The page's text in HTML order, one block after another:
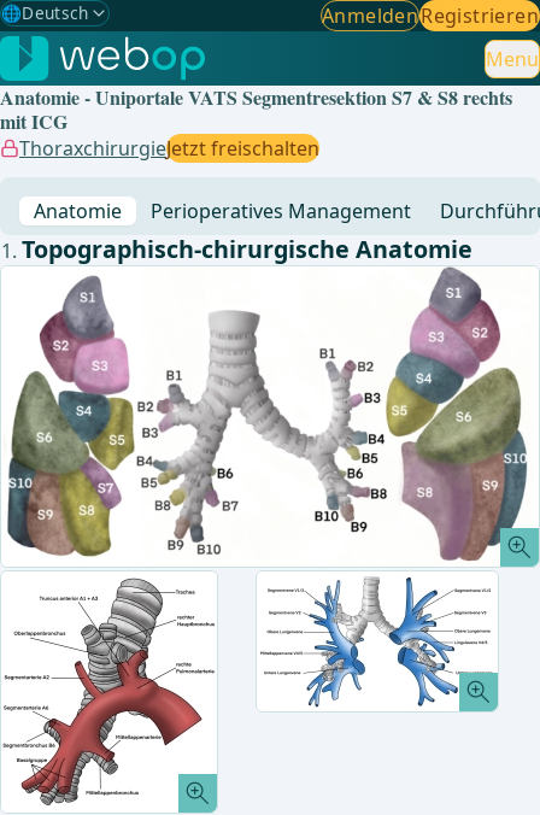
🌐Deutsch
Gewählte Sprache: Deutsch
🇩🇪 Deutsch ✓
🇬🇧English
🇪🇸Spanisch
🇧🇷Brasilianisch
AnmeldenRegistrieren
Menu
Anatomie - Uniportale VATS Segmentresektion S7 & S8 rechts
mit ICG
ThoraxchirurgieJetzt freischalten
Anatomie Perioperatives Management
Topographisch-chirurgische Anatomie